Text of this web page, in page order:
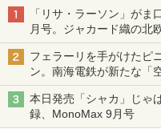
「リサ・ラーソン」が
月号。ジャカード織の北
フェラーリを手がけたピ
ン。南海電鉄が新たな「
本日発売「シャカ」じゃ
録、MonoMax 9月号